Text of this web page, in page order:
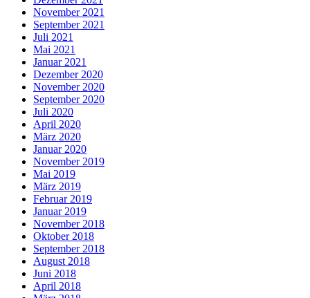
November 2021
September 2021
Juli 2021
Mai 2021
Januar 2021
Dezember 2020
November 2020
September 2020
Juli 2020
April 2020
März 2020
Januar 2020
November 2019
Mai 2019
März 2019
Februar 2019
Januar 2019
November 2018
Oktober 2018
September 2018
August 2018
Juni 2018
April 2018